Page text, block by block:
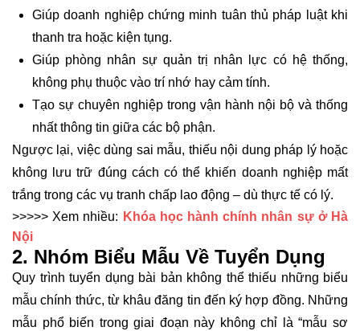
Giúp doanh nghiệp chứng minh tuân thủ pháp luật khi
thanh tra hoặc kiện tụng.
Giúp phòng nhân sự quản trị nhân lực có hệ thống,
không phụ thuộc vào trí nhớ hay cảm tính.
Tạo sự chuyên nghiệp trong vận hành nội bộ và thống
nhất thông tin giữa các bộ phận.
Ngược lại, việc dùng sai mẫu, thiếu nội dung pháp lý hoặc
không lưu trữ đúng cách có thể khiến doanh nghiệp mất
trắng trong các vụ tranh chấp lao động – dù thực tế có lý.
>>>>> Xem nhiều: Khóa học hành chính nhân sự ở Hà
Nội
2. Nhóm Biểu Mẫu Về Tuyển Dụng
Quy trình tuyển dụng bài bản không thể thiếu những biểu
mẫu chính thức, từ khâu đăng tin đến ký hợp đồng. Những
mẫu phổ biến trong giai đoạn này không chỉ là “mẫu sơ